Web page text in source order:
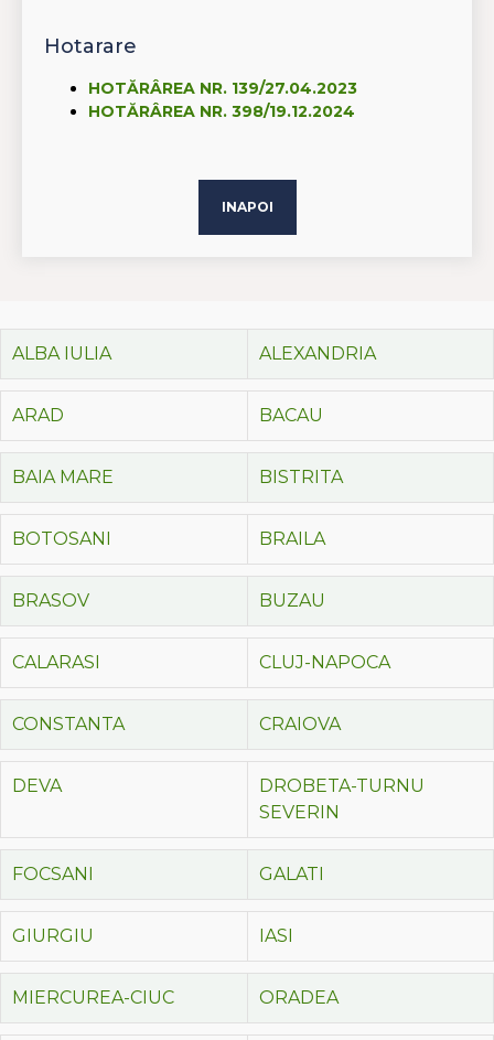
Hotarare
HOTĂRÂREA NR. 139/27.04.2023
HOTĂRÂREA NR. 398/19.12.2024
INAPOI
ALBA IULIA ALEXANDRIA
ARAD BACAU
BAIA MARE BISTRITA
BOTOSANI BRAILA
BRASOV BUZAU
CALARASI CLUJ-NAPOCA
CONSTANTA CRAIOVA
DEVA
DROBETA-TURNU
SEVERIN
FOCSANI GALATI
GIURGIU IASI
MIERCUREA-CIUC ORADEA